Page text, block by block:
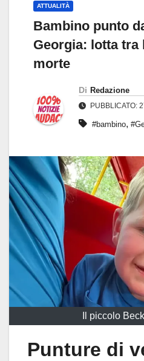
ATTUALITÀ
Bambino punto
Georgia: lotta tra
morte
Di Redazione
PUBBLICATO:
#bambino,
Il piccolo
Punture di